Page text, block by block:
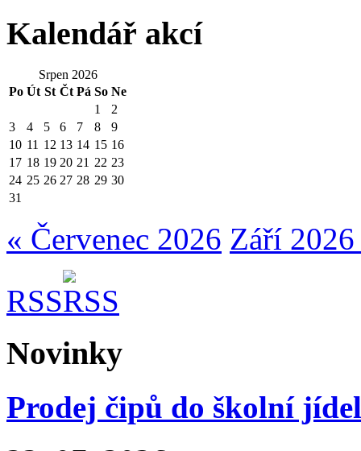
Kalendář akcí
Srpen 2026
Po Út St Čt Pá So Ne
1
2
3
4 5 6 7 8
9
10 11 12 13 14 15 16
17 18 19 20 21 22 23
24 25 26 27 28 29 30
31
« Červenec 2026 Září
RSS
Novinky
Prodej čipů do školní